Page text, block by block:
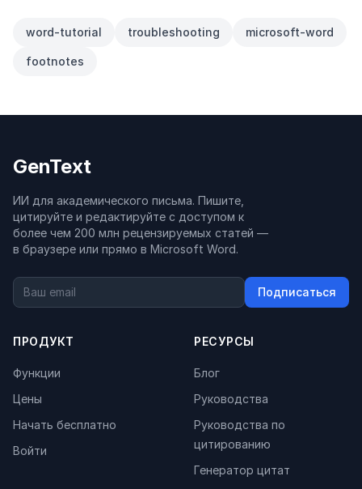
word-tutorial troubleshooting microsoft-word
footnotes
GenText
ИИ для академического письма. Пишите,
цитируйте и редактируйте с доступом к
более чем 200 млн рецензируемых статей —
в браузере или прямо в Microsoft Word.
Подписаться
ПРОДУКТ
Функции
Цены
Начать бесплатно
Войти
РЕСУРСЫ
Блог
Руководства
Руководства по
цитированию
Генератор цитат